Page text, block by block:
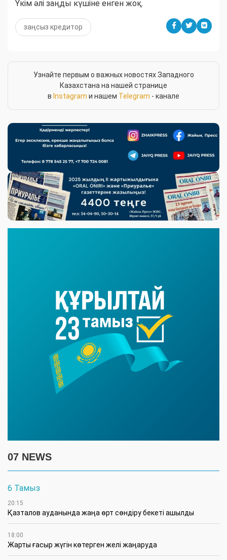
Үкім әлі заңды күшіне енген жоқ.
заңсыз кредитор
Узнайте первым о важных новостях Западного
Казахстана на нашей странице
в Instagram и нашем Telegram - канале
07 NEWS
6 Тамыз
20:15
Қазталов ауданында жаңа өрт сөндіру бекеті ашылды
18:00
Жарты ғасыр жүгін көтерген желі жаңаруда